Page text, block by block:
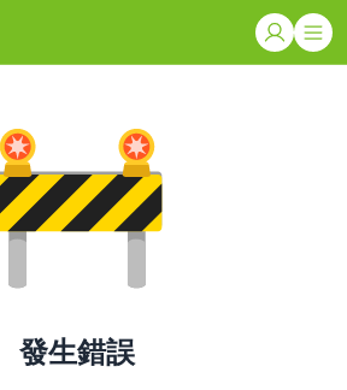
發生錯誤